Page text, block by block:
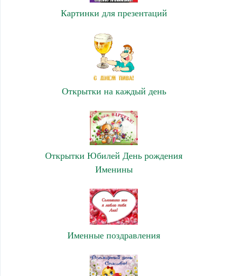
Картинки для презентаций
Открытки на каждый день
Открытки Юбилей День рождения
Именины
Именные поздравления